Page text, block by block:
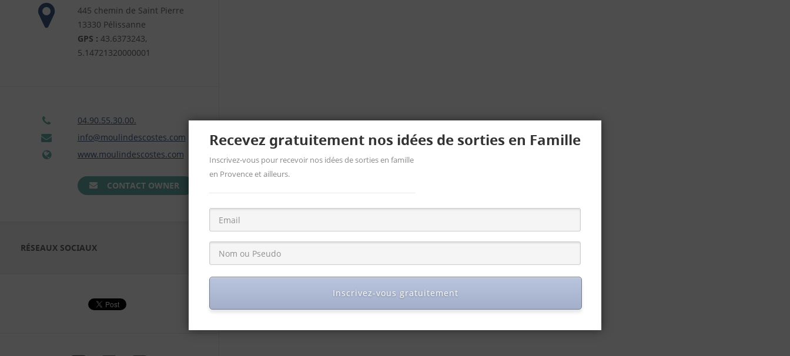
445 chemin de Saint Pierre
13330 Pélissanne
GPS : 43.6373243,
5.14721320000001
04.90.55.30.00.
info@moulindescostes.com
www.moulindescostes.com
CONTACT OWNER
RÉSEAUX SOCIAUX
Recevez gratuitement nos idées de sorties en Famille
Inscrivez-vous pour recevoir nos idées de sorties en famille
en Provence et ailleurs.
Inscrivez-vous gratuitement